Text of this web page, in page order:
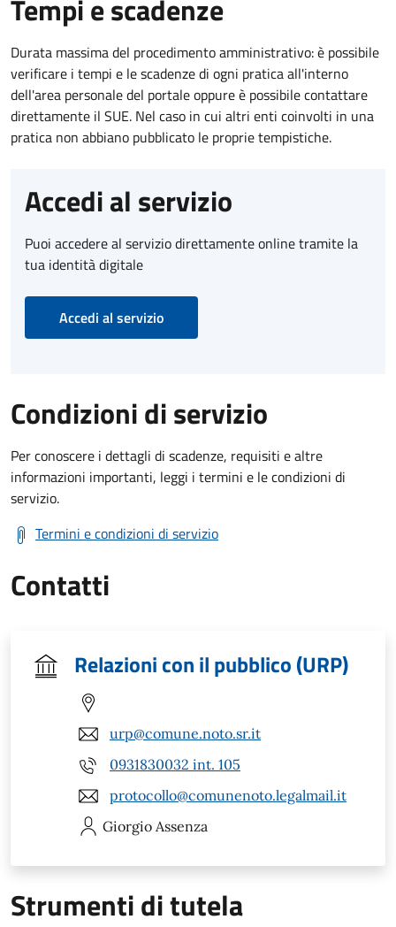
Tempi e scadenze
Durata massima del procedimento amministrativo: è possibile
verificare i tempi e le scadenze di ogni pratica all'interno
dell'area personale del portale oppure è possibile contattare
direttamente il SUE. Nel caso in cui altri enti coinvolti in una
pratica non abbiano pubblicato le proprie tempistiche.
Accedi al servizio
Puoi accedere al servizio direttamente online tramite la
tua identità digitale
Accedi al servizio
Condizioni di servizio
Per conoscere i dettagli di scadenze, requisiti e altre
informazioni importanti, leggi i termini e le condizioni di
servizio.
Termini e condizioni di servizio
Contatti
Relazioni con il pubblico (URP)
urp@comune.noto.sr.it
0931830032 int. 105
protocollo@comunenoto.legalmail.it
Giorgio Assenza
Strumenti di tutela